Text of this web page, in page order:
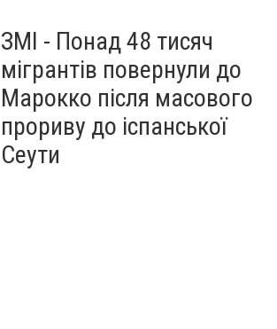
ЗМІ - Понад 48 тисяч
мігрантів повернули до
Марокко після масового
прориву до іспанської
Сеути